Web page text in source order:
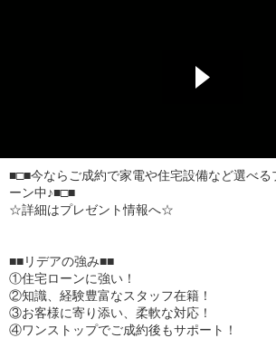
■□■今ならご成約で家電や住宅設備など選べ
ーン中♪■□■
☆詳細はプレゼント情報へ☆
■■リデアの強み■■
①住宅ローンに強い！
②知識、経験豊富なスタッフ在籍！
③お客様に寄り添い、柔軟な対応！
④ワンストップでご成約後もサポート！